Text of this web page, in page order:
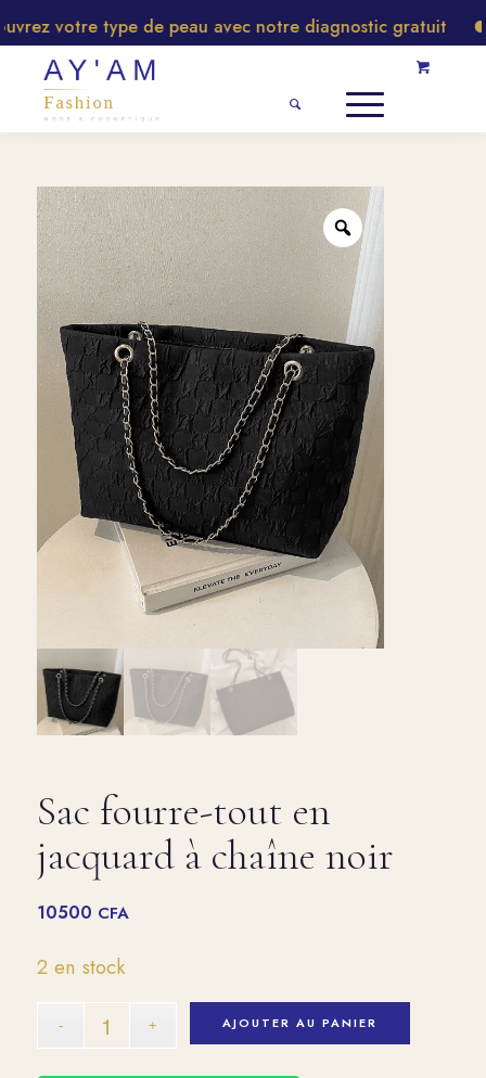
votre type de peau avec notre diagnostic gratuit
Sac fourre-tout en
jacquard à chaîne noir
10500 CFA
2 en stock
AJOUTER AU PANIER